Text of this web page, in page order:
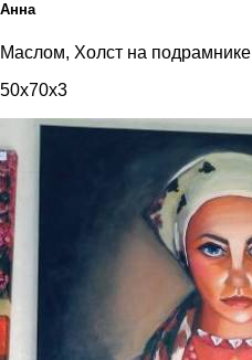
Анна
Маслом, Холст на подрамнике
50x70x3